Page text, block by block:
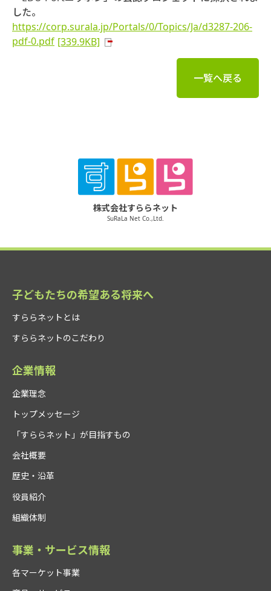
した。
https://corp.surala.jp/Portals/0/Topics/Ja/d3287-206-
pdf-0.pdf [339.9KB]
一覧へ戻る
株式会社すららネット
SuRaLa Net Co.,Ltd.
子どもたちの希望ある将来へ
すららネットとは
すららネットのこだわり
企業情報
企業理念
トップメッセージ
「すららネット」が目指すもの
会社概要
歴史・沿革
役員紹介
組織体制
事業・サービス情報
各マーケット事業